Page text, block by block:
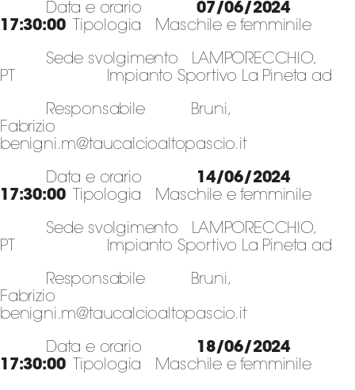
Data e orario 07/06/2024
17:30:00Tipologia Maschile e femminile
Sede svolgimento LAMPORECCHIO,
PT Impianto Sportivo La Pineta ad
Responsabile Bruni,
Fabrizio
benigni.m@taucalcioaltopascio.it
Data e orario 14/06/2024
17:30:00Tipologia Maschile e femminile
Sede svolgimento LAMPORECCHIO,
PT Impianto Sportivo La Pineta ad
Responsabile Bruni,
Fabrizio
benigni.m@taucalcioaltopascio.it
Data e orario 18/06/2024
17:30:00Tipologia Maschile e femminile